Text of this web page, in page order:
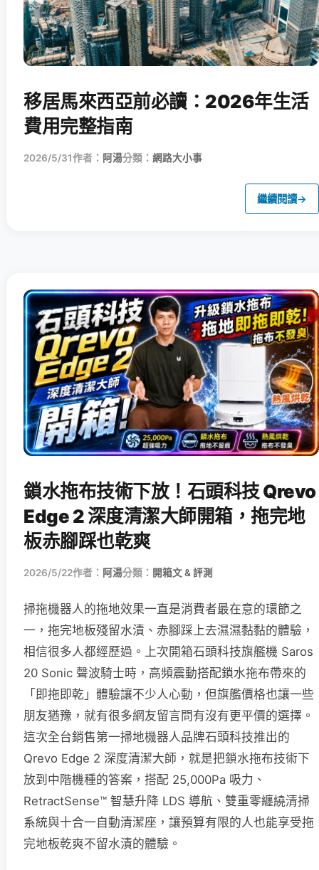
移居馬來西亞前必讀：2026年生活
費用完整指南
2026/5/31作者： 阿湯分類： 網路大小事
繼續閱讀→
鎖水拖布技術下放！石頭科技 Qrevo
Edge 2 深度清潔大師開箱，拖完地
板赤腳踩也乾爽
2026/5/22作者： 阿湯分類： 開箱文 & 評測
掃拖機器人的拖地效果一直是消費者最在意的環節之
一，拖完地板殘留水漬、赤腳踩上去濕濕黏黏的體驗，
相信很多人都經歷過。上次開箱石頭科技旗艦機 Saros
20 Sonic 聲波騎士時，高頻震動搭配鎖水拖布帶來的
「即拖即乾」體驗讓不少人心動，但旗艦價格也讓一些
朋友猶豫，就有很多網友留言問有沒有更平價的選擇。
這次全台銷售第一掃地機器人品牌石頭科技推出的
Qrevo Edge 2 深度清潔大師，就是把鎖水拖布技術下
放到中階機種的答案，搭配 25,000Pa 吸力、
RetractSense™ 智慧升降 LDS 導航、雙重零纏繞清掃
系統與十合一自動清潔座，讓預算有限的人也能享受拖
完地板乾爽不留水漬的體驗。